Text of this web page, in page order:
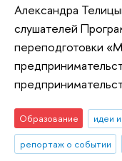
Александра
слушателей
переподготовки
Образование идеи
репортаж о событии